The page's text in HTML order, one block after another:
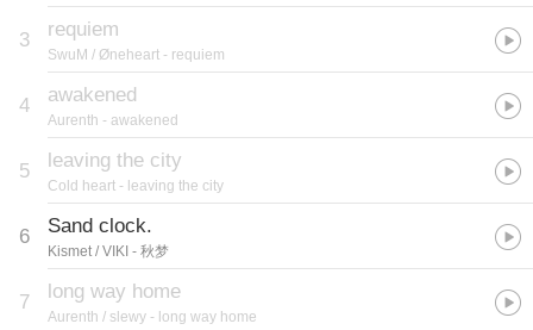
3 requiem
SwuM / Øneheart - requiem
4 awakened
Aurenth - awakened
5 leaving the city
Cold heart - leaving the city
6 Sand clock.
Kismet / VIKI - 秋梦
7 long way home
Aurenth / slewy - long way home